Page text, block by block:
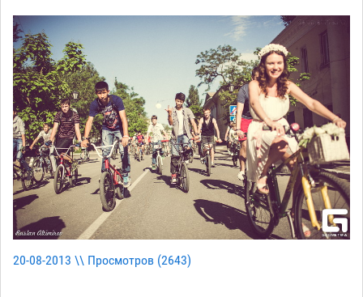
20-08-2013 \\ Просмотров (2643)